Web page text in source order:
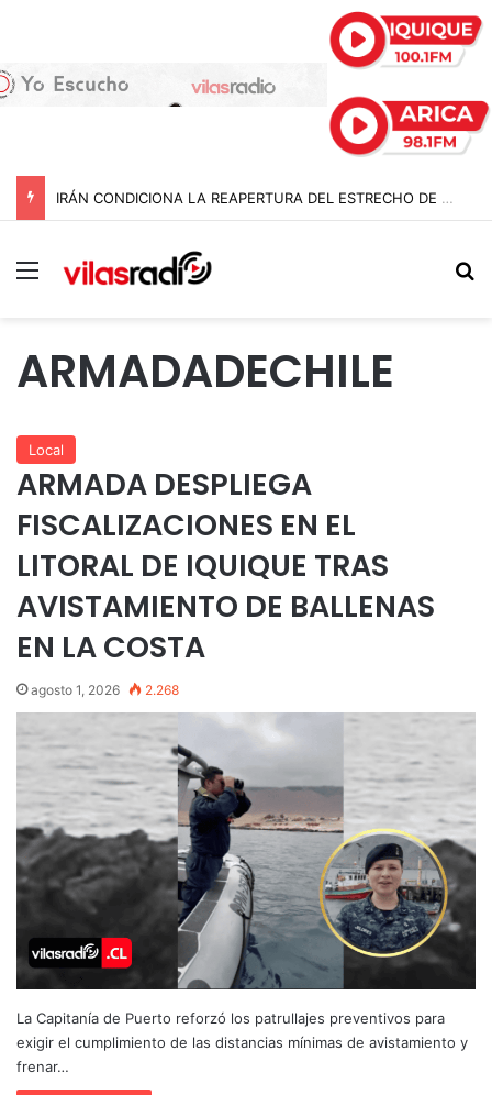
IRÁN CONDICIONA LA REAPERTURA DEL ESTRECHO DE ORMUZ Y EXIGE A ESTADOS UNIDOS EL FIN DEL BLOQUEO Y REPARACIONES DE GUERRA
Menú
ARMADADECHILE
Local
ARMADA DESPLIEGA
FISCALIZACIONES EN EL
LITORAL DE IQUIQUE TRAS
AVISTAMIENTO DE BALLENAS
EN LA COSTA
agosto 1, 2026 2.268
La Capitanía de Puerto reforzó los patrullajes preventivos para
exigir el cumplimiento de las distancias mínimas de avistamiento y
frenar…